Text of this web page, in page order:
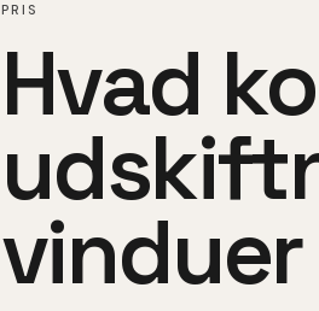
PRIS
Hvad
vinduer